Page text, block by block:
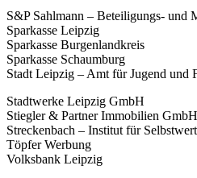
S&P Sahlmann – Beteiligungs- und
Sparkasse Leipzig
Sparkasse Burgenlandkreis
Sparkasse Schaumburg
Stadt Leipzig – Amt für Jugend und
Stadtwerke Leipzig GmbH
Stiegler & Partner Immobilien GmbH
Streckenbach – Institut für
Töpfer Werbung
Volksbank Leipzig